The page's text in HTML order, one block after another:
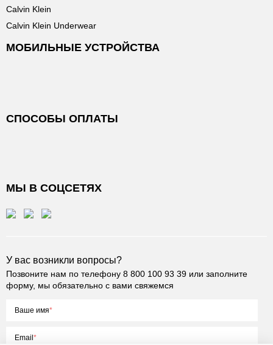
Calvin Klein
Calvin Klein Underwear
МОБИЛЬНЫЕ УСТРОЙСТВА
СПОСОБЫ ОПЛАТЫ
МЫ В СОЦСЕТЯХ
У вас возникли вопросы?
Позвоните нам по телефону 8 800 100 93 39 или заполните
форму, мы обязательно с вами свяжемся
Ваше имя
Email